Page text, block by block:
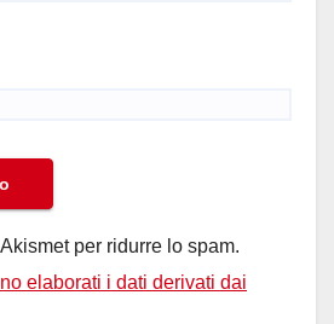
per ridurre lo spam.
elaborati i dati derivati dai